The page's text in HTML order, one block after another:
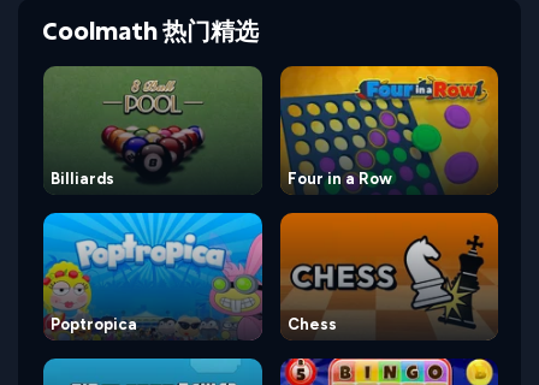
Coolmath 热门精选
Billiards Four in a Row
Poptropica Chess